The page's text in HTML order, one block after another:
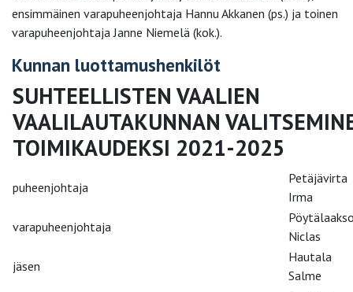
ensimmäinen varapuheenjohtaja Hannu Akkanen (ps.) ja toinen
varapuheenjohtaja Janne Niemelä (kok.).
Kunnan luottamushenkilöt
SUHTEELLISTEN VAALIEN
VAALILAUTAKUNNAN
TOIMIKAUDEKSI 2021-2025
puheenjohtaja
Petäjävirta
Irma
varapuheenjohtaja
Niclas
jäsen
Hautala
Salme